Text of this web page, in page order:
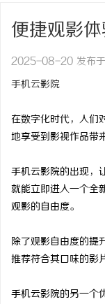
便捷观影
2025-08-20 发布于
手机云影院
在数字化时代，人们
地享受到影视作品带
手机云影院的出现，
就能立即进入一个全
观影的自由度。
除了观影自由度的提
推荐符合其口味的影
手机云影院的另一个